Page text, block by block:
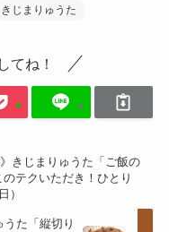
きじまりゅうた
てね！
きじまりゅうた「ご飯の
テクいただき！ひとり
）
うた「縦切り